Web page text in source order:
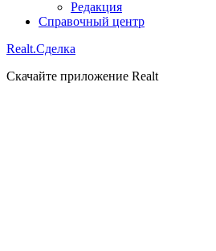
Редакция
Справочный центр
Realt.Сделка
Скачайте приложение Realt